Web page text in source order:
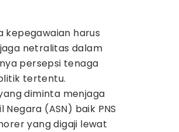
harus
netralitas dalam
persepsi tenaga
tertentu.
diminta menjaga
(ASN) baik PNS
yang digaji lewat